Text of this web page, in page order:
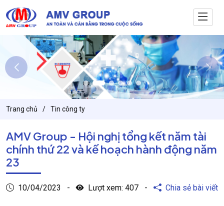
Trang chủ Tin công ty
AMV Group - Hội nghị tổng kết năm tài
chính thứ 22 và kế hoạch hành động năm
23
10/04/2023 - Lượt xem: 407 - Chia sẻ bài viết